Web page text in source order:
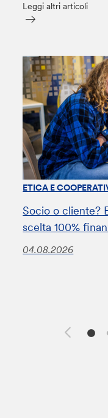
Leggi altri articoli
ETICA E
Socio o cliente?
scelta 100%
04.08.2026